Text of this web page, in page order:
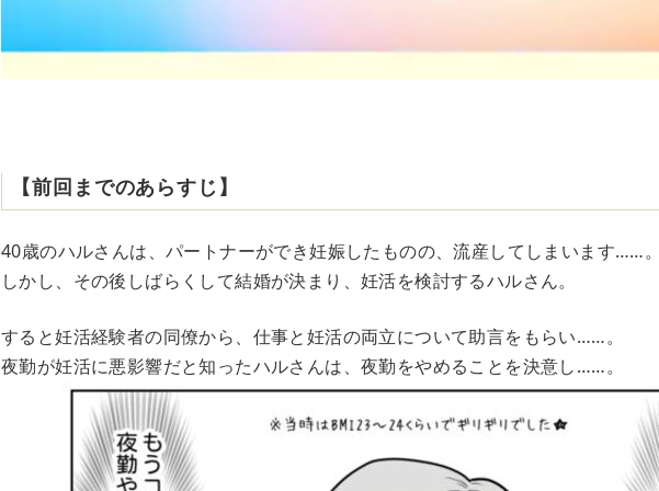
【前回までのあらすじ】
40歳のハルさんは、パートナーができ妊娠したものの、流産してしまいます……。
しかし、その後しばらくして結婚が決まり、妊活を検討するハルさん。
すると妊活経験者の同僚から、仕事と妊活の両立について助言をもらい……。
夜勤が妊活に悪影響だと知ったハルさんは、夜勤をやめることを決意し……。